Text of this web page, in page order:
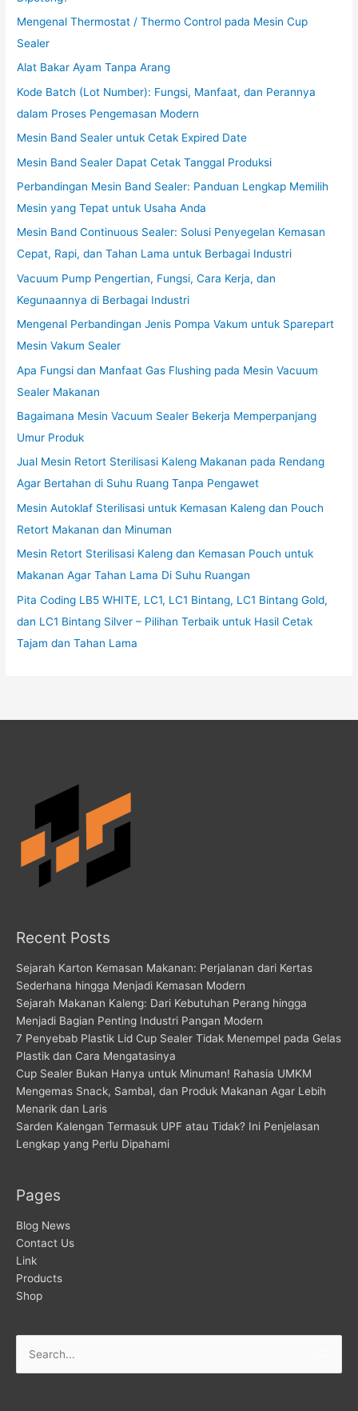
Mengenal Thermostat / Thermo Control pada Mesin Cup
Sealer
Alat Bakar Ayam Tanpa Arang
Kode Batch (Lot Number): Fungsi, Manfaat, dan Perannya
dalam Proses Pengemasan Modern
Mesin Band Sealer untuk Cetak Expired Date
Mesin Band Sealer Dapat Cetak Tanggal Produksi
Perbandingan Mesin Band Sealer: Panduan Lengkap Memilih
Mesin yang Tepat untuk Usaha Anda
Mesin Band Continuous Sealer: Solusi Penyegelan Kemasan
Cepat, Rapi, dan Tahan Lama untuk Berbagai Industri
Vacuum Pump Pengertian, Fungsi, Cara Kerja, dan
Kegunaannya di Berbagai Industri
Mengenal Perbandingan Jenis Pompa Vakum untuk Sparepart
Mesin Vakum Sealer
Apa Fungsi dan Manfaat Gas Flushing pada Mesin Vacuum
Sealer Makanan
Bagaimana Mesin Vacuum Sealer Bekerja Memperpanjang
Umur Produk
Jual Mesin Retort Sterilisasi Kaleng Makanan pada Rendang
Agar Bertahan di Suhu Ruang Tanpa Pengawet
Mesin Autoklaf Sterilisasi untuk Kemasan Kaleng dan Pouch
Retort Makanan dan Minuman
Mesin Retort Sterilisasi Kaleng dan Kemasan Pouch untuk
Makanan Agar Tahan Lama Di Suhu Ruangan
Pita Coding LB5 WHITE, LC1, LC1 Bintang, LC1 Bintang Gold,
dan LC1 Bintang Silver – Pilihan Terbaik untuk Hasil Cetak
Tajam dan Tahan Lama
Recent Posts
Sejarah Karton Kemasan Makanan: Perjalanan dari Kertas
Sederhana hingga Menjadi Kemasan Modern
Sejarah Makanan Kaleng: Dari Kebutuhan Perang hingga
Menjadi Bagian Penting Industri Pangan Modern
7 Penyebab Plastik Lid Cup Sealer Tidak Menempel pada Gelas
Plastik dan Cara Mengatasinya
Cup Sealer Bukan Hanya untuk Minuman! Rahasia UMKM
Mengemas Snack, Sambal, dan Produk Makanan Agar Lebih
Menarik dan Laris
Sarden Kalengan Termasuk UPF atau Tidak? Ini Penjelasan
Lengkap yang Perlu Dipahami
Pages
Blog News
Contact Us
Link
Products
Shop